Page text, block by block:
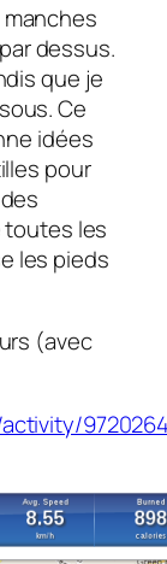
manches
dessus.
que je
Ce
idées
pour
toutes les
les pieds
(avec